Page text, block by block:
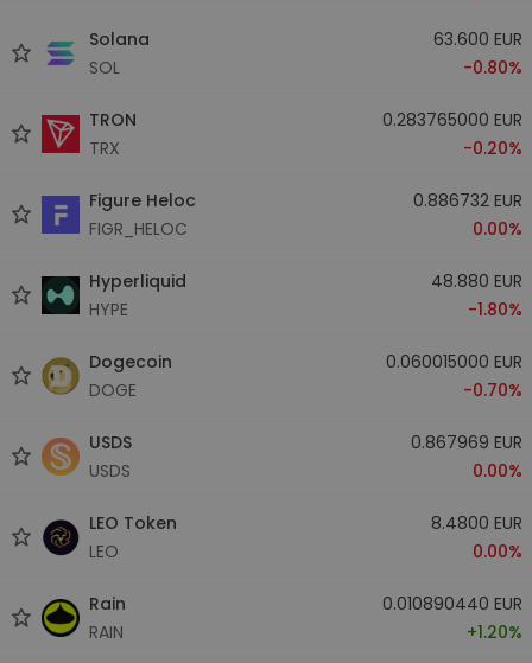
Solana
SOL
63.600 EUR
-0.80%
TRON
TRX
0.283765000 EUR
-0.20%
Figure Heloc
FIGR_HELOC
0.886732 EUR
0.00%
Hyperliquid
HYPE
48.880 EUR
-1.80%
Dogecoin
DOGE
0.060015000 EUR
-0.70%
USDS
USDS
0.867969 EUR
0.00%
LEO Token
LEO
8.4800 EUR
0.00%
Rain
RAIN
0.010890440 EUR
+1.20%